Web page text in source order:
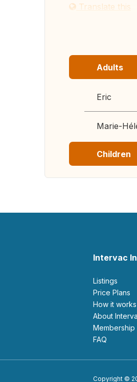
Translate this
Adults
Eric
Marie-
Children
Intervac
Listings
Price Plans
How it works
About
Membership
FAQ
Copyright ©